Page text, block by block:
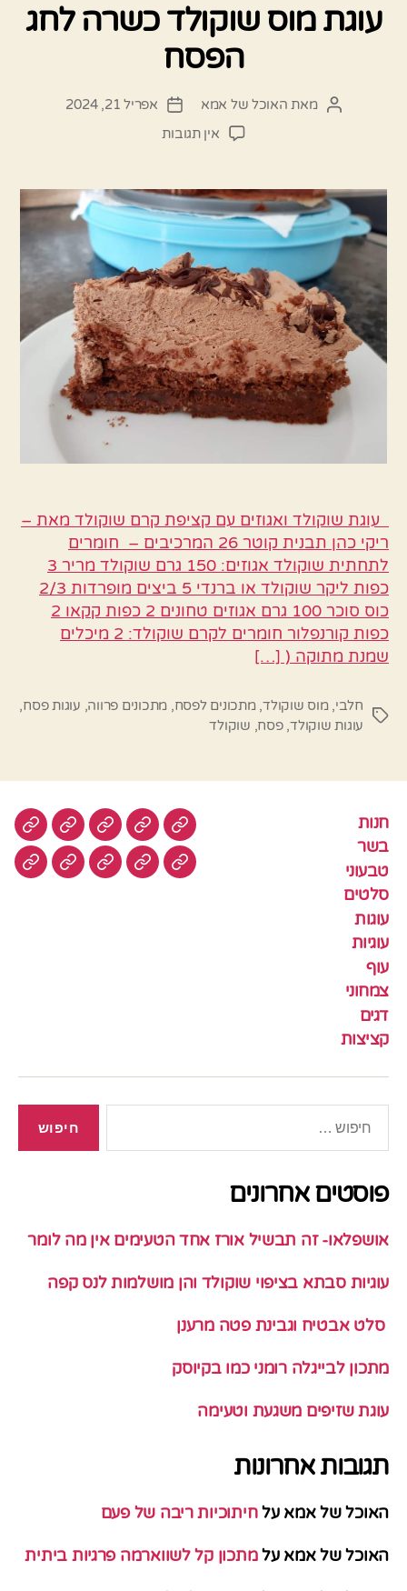
עוגת מוס שוקולד כשרה לחג
הפסח
המחבר
מאת האוכל של אמא
תאריךאפריל 21, 2024
אין תגובותעל
שוקולד
כשרה
עוגת שוקולד ואגוזים עם קציפת קרם שוקולד מאת –
ריקי כהן תבנית קוטר 26 המרכיבים – חומרים
לתחתית שוקולד אגוזים: 150 גרם שוקולד מריר 3
כפות ליקר שוקולד או ברנדי 5 ביצים מופרדות 2/3
כוס סוכר 100 גרם אגוזים טחונים 2 כפות קקאו 2
כפות קורנפלור חומרים לקרם שוקולד: 2 מיכלים
שמנת מתוקה ( […]
תגיות
חלבי,מוס שוקולד,מתכונים לפסח, מתכונים פרווה, עוגות פסח,
עוגות שוקולד,פסח, שוקולד
חנות
בשר
טבעוני
סלטים
עוגות
עוגיות
עוף
צמחוני
דגים
קציצות
חנות בשר טבעוניסלטים
עוגיותעוף צמחונידגים
פוסטים אחרונים
אושפלאו- זה תבשיל אורז אחד הטעימים אין מה לומר
עוגיות סבתא בציפוי שוקולד והן מושלמות לנס קפה
סלט אבטיח וגבינת פטה מרענן
מתכון לבייגלה רומני כמו בקיוסק
עוגת שזיפים משגעת וטעימה
תגובות אחרונות
האוכל של אמא עלחיתוכיות ריבה של פעם
האוכל של אמא עלמתכון קל לשווארמה פרגיות ביתית